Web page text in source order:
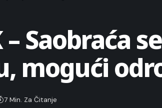
– Saobraća
mogući
7 Min. Za Čitanje